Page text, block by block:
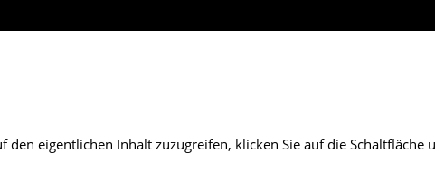
den eigentlichen Inhalt zuzugreifen, klicken Sie auf die